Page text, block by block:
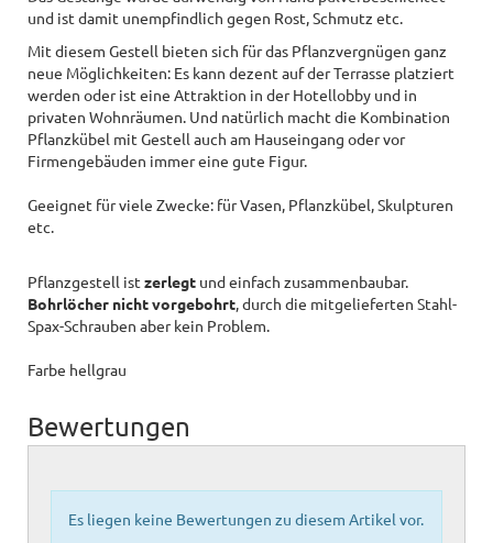
und ist damit unempfindlich gegen Rost, Schmutz etc.
Mit diesem Gestell bieten sich für das Pflanzvergnügen ganz
neue Möglichkeiten: Es kann dezent auf der Terrasse platziert
werden oder ist eine Attraktion in der Hotellobby und in
privaten Wohnräumen. Und natürlich macht die Kombination
Pflanzkübel mit Gestell auch am Hauseingang oder vor
Firmengebäuden immer eine gute Figur.
Geeignet für viele Zwecke: für Vasen, Pflanzkübel, Skulpturen
etc.
Pflanzgestell ist zerlegt und einfach zusammenbaubar.
Bohrlöcher nicht vorgebohrt , durch die mitgelieferten Stahl-
Spax-Schrauben aber kein Problem.
Farbe hellgrau
Bewertungen
Es liegen keine Bewertungen zu diesem Artikel vor.